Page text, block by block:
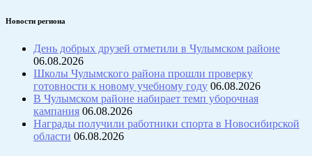
Новости региона
День добрых друзей отметили в Чулымском районе
06.08.2026
Школы Чулымского района прошли проверку
готовности к новому учебному году 06.08.2026
В Чулымском районе набирает темп уборочная
кампания 06.08.2026
Награды получили работники спорта в Новосибирской
области 06.08.2026